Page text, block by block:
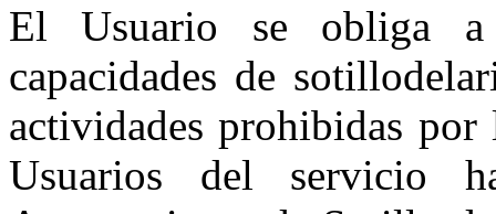
El Usuario se obliga
capacidades de
actividades prohibidas
Usuarios del servicio